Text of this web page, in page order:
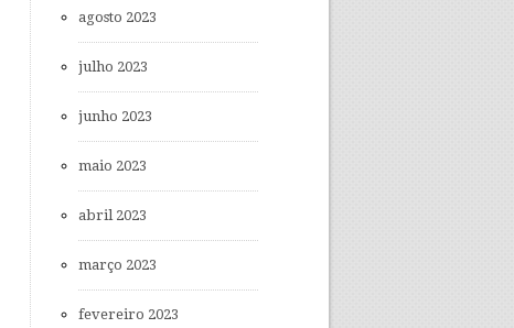
agosto 2023
julho 2023
junho 2023
maio 2023
abril 2023
março 2023
fevereiro 2023